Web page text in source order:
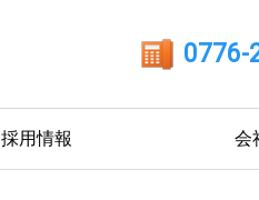
0776-
採用情報 会